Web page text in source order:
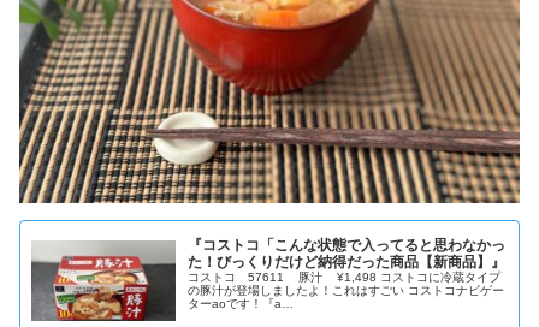
『コストコ「こんな状態で入ってると思わなかっ
た！びっくりだけど納得だった商品【新商品】』
コストコ 57611 豚汁 ¥1,498 コストコに冷蔵タイプ
の豚汁が登場しましたよ！これはすごい コストコナビゲー
ターaoです！『a…